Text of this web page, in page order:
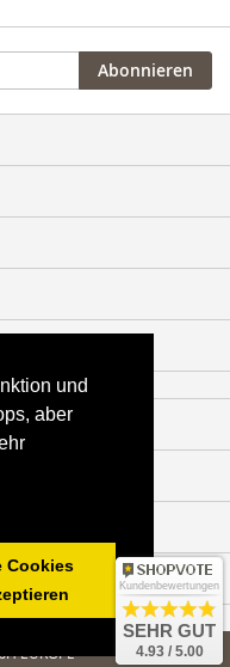
und
aber
Cookies
Abonnieren
EUROPE
Kundenbewertungen
SEHR GUT
4.93 / 5.00